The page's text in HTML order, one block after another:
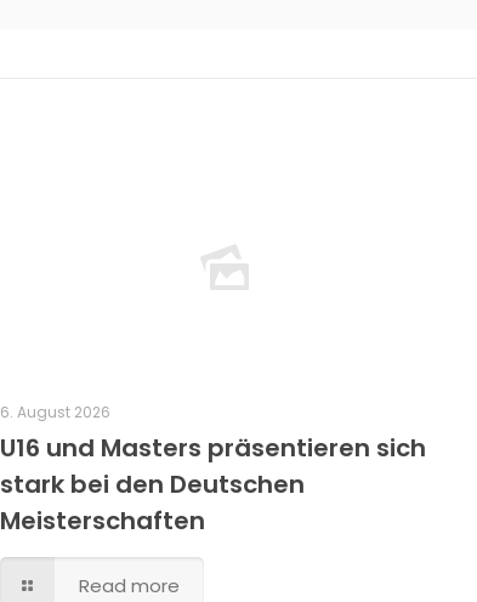
6. August 2026
U16 und Masters präsentieren sich
stark bei den Deutschen
Meisterschaften
Read more